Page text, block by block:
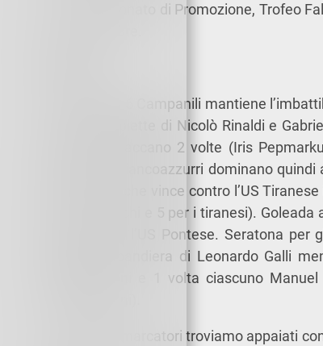
Per il Campionato di Promozione, Trofeo
L’’Acrobatica 6 Campanili mantiene
5 volte (doppiette di Nicolò Rinaldi e
avversari insaccano 2 volte (Iris
Cederna). I biancoazzurri dominano
Club Livigno che vince contro l’US
per i livignaschi e 5 per i tiranesi).
trasferta con l’US Pontese. Seratona
(goal della bandiera di Leonardo Galli
Comapagnoni e 1 volta ciascuno
In classifica marcatori troviamo appaiati